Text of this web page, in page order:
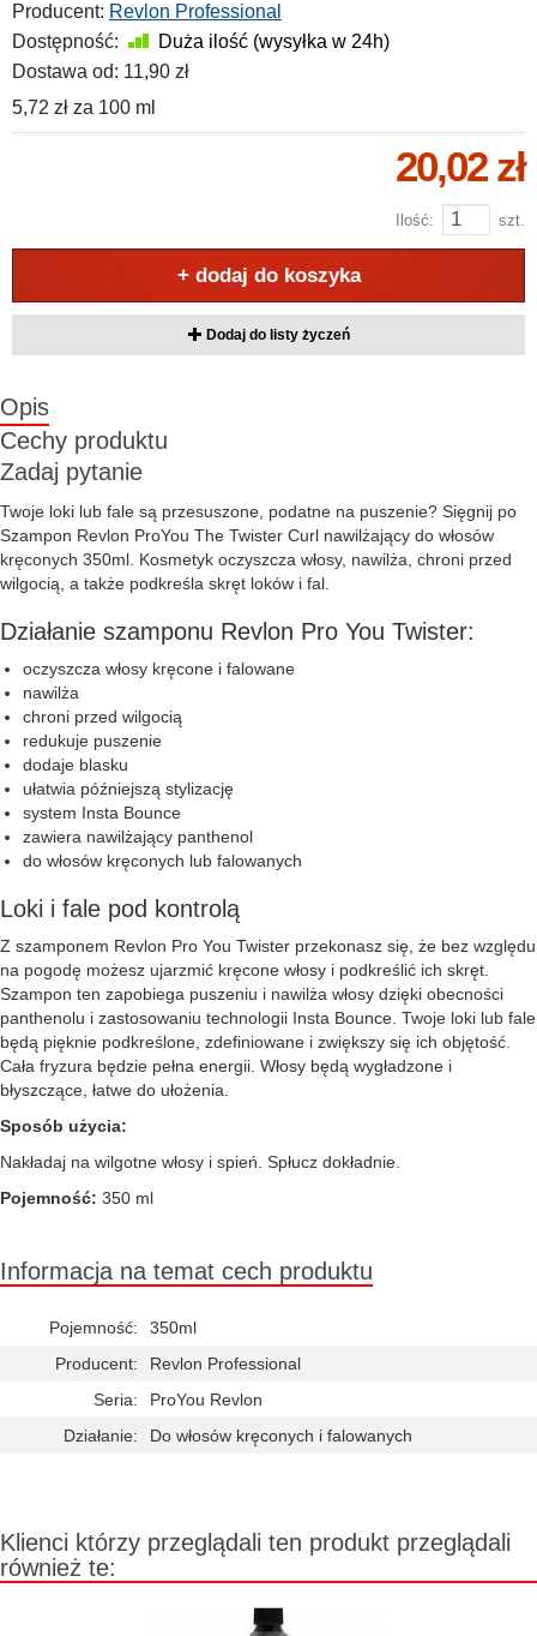
Producent: Revlon Professional
Dostępność:
Duża ilość (wysyłka w 24h)
Dostawa od: 11,90 zł
5,72 zł za 100 ml
20,02 zł
Ilość: szt.
+ dodaj do koszyka
Dodaj do listy życzeń
Opis
Cechy produktu
Zadaj pytanie
Twoje loki lub fale są przesuszone, podatne na puszenie? Sięgnij po
Szampon Revlon ProYou The Twister Curl nawilżający do włosów
kręconych 350ml. Kosmetyk oczyszcza włosy, nawilża, chroni przed
wilgocią, a także podkreśla skręt loków i fal.
Działanie szamponu Revlon Pro You Twister:
oczyszcza włosy kręcone i falowane
nawilża
chroni przed wilgocią
redukuje puszenie
dodaje blasku
ułatwia późniejszą stylizację
system Insta Bounce
zawiera nawilżający panthenol
do włosów kręconych lub falowanych
Loki i fale pod kontrolą
Z szamponem Revlon Pro You Twister przekonasz się, że bez względu
na pogodę możesz ujarzmić kręcone włosy i podkreślić ich skręt.
Szampon ten zapobiega puszeniu i nawilża włosy dzięki obecności
panthenolu i zastosowaniu technologii Insta Bounce. Twoje loki lub fale
będą pięknie podkreślone, zdefiniowane i zwiększy się ich objętość.
Cała fryzura będzie pełna energii. Włosy będą wygładzone i
błyszczące, łatwe do ułożenia.
Sposób użycia:
Nakładaj na wilgotne włosy i spień. Spłucz dokładnie.
Pojemność: 350 ml
Informacja na temat cech produktu
Pojemność:
350ml
Producent:
Revlon Professional
Seria:
ProYou Revlon
Działanie:
Do włosów kręconych i falowanych
Klienci którzy przeglądali ten produkt przeglądali
również te: